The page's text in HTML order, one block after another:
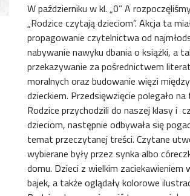
W październiku w kl. „0” A
„Rodzice czytają dzieciom”. Akcja ta
propagowanie czytelnictwa od
nabywanie nawyku dbania o książki, a
przekazywanie za pośrednictwem
moralnych oraz budowanie więzi
dzieckiem. Przedsięwzięcie polegało
Rodzice przychodzili do naszej klasy i
dzieciom, następnie odbywała się
temat przeczytanej treści. Czytane
wybierane były przez synka albo
domu. Dzieci z wielkim zaciekawieniem
bajek, a także oglądały kolorowe